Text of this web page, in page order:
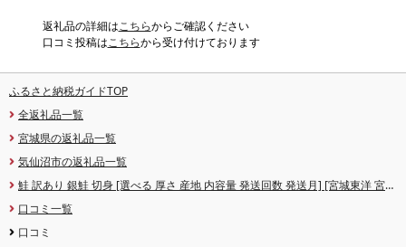
返礼品の詳細はこちらからご確認ください
口コミ投稿はこちらから受け付けております
ふるさと納税ガイドTOP
全返礼品一覧
宮城県の返礼品一覧
気仙沼市の返礼品一覧
鮭 訳あり 銀鮭 切身 [選べる 厚さ 産地 内容量 発送回数 発送月] [宮城東洋 宮城
シャケ 切り身 冷凍 家庭用 おかず 弁当 支援 サーモン 銀鮭切り身 魚 2kg 3kg 定
期便
口コミ一覧
口コミ